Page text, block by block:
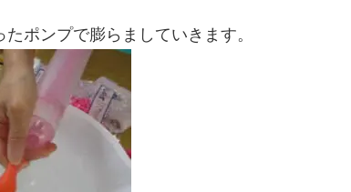
ポンプで膨らましていきます。